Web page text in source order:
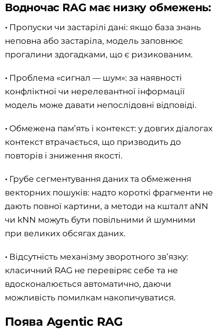
Водночас RAG має низку обмежень:
• Пропуски чи застарілі дані: якщо база знань
неповна або застаріла, модель заповнює
прогалини здогадками, що є ризикованим.
• Проблема «сигнал — шум»: за наявності
конфліктної чи нерелевантної інформації
модель може давати непослідовні відповіді.
• Обмежена пам’ять і контекст: у довгих діалогах
контекст втрачається, що призводить до
повторів і зниження якості.
• Грубе сегментування даних та обмеження
векторних пошуків: надто короткі фрагменти не
дають повної картини, а методи на кшталт aNN
чи kNN можуть бути повільними й шумними
при великих обсягах даних.
• Відсутність механізму зворотного зв’язку:
класичний RAG не перевіряє себе та не
вдосконалюється автоматично, даючи
можливість помилкам накопичуватися.
Поява Agentic RAG